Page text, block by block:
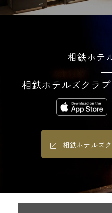
相鉄ホテ
相鉄ホテルズクラ
相鉄ホテルズ